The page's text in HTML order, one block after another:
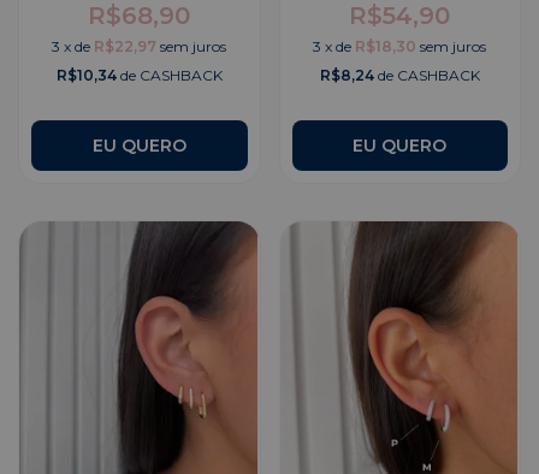
R$68,90
3 xde R$22,97 sem juros
R$10,34de CASHBACK
R$54,90
3 xde R$18,30 sem juros
R$8,24de CASHBACK